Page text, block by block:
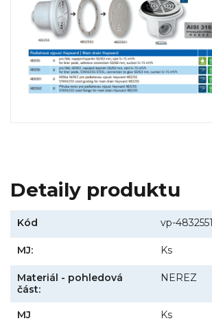
Detaily produktu
Kód vp-4832551
MJ: Ks
Materiál - pohledová
část:
NEREZ
MJ Ks